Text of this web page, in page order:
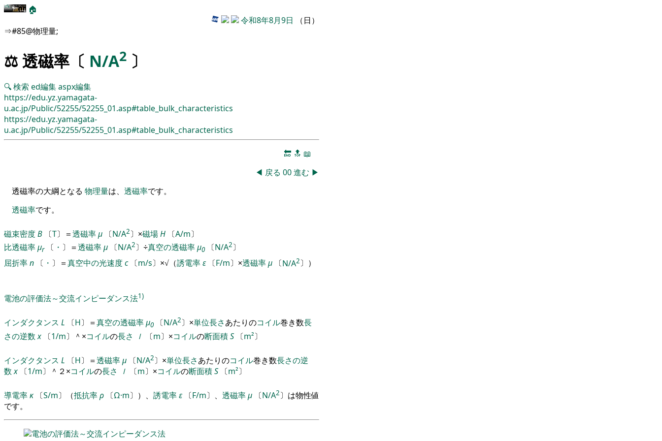
🏠
令和8年8月9日 （日）
⇒#85@物理量;
⚖️ 透磁率〔 N/A2 〕
🔍検索 ed編集aspx編集
https://edu.yz.yamagata-
u.ac.jp/Public/52255/52255_01.asp#table_bulk_characteristics
https://edu.yz.yamagata-
u.ac.jp/Public/52255/52255_01.asp#table_bulk_characteristics
🔚 🔝 📖
◀ 戻る 00進む ▶
透磁率の大綱となる 物理量は、 透磁率です。
透磁率です。
磁束密度B 〔T〕 ＝透磁率μ 〔N/A2〕 ×磁場H 〔A/m〕
比透磁率μr〔 ・ 〕 ＝透磁率μ 〔N/A2〕 ÷真空の透磁率μ0 〔N/A2〕
屈折率n 〔 ・ 〕 ＝真空中の光速度c〔m/s〕 ×√ （誘電率ε〔F/m〕 ×透磁率μ 〔N/A2〕 ）
電池の評価法～交流インピーダンス法1)
インダクタンス L 〔H〕 ＝真空の透磁率μ0 〔N/A2〕 ×単位長さあたりのコイル巻き数長
さの逆数 x 〔1/m〕 ＾ ×コイルの長さ ｌ 〔m〕 ×コイルの断面積S〔m²〕
インダクタンス L 〔H〕 ＝透磁率μ 〔N/A2〕 ×単位長さあたりのコイル巻き数長さの逆
数 x 〔1/m〕 ＾ ２ ×コイルの長さ ｌ 〔m〕 ×コイルの断面積S〔m²〕
導電率κ 〔S/m〕 （抵抗率ρ 〔Ω·m〕 ） 、 誘電率ε〔F/m〕 、 透磁率μ 〔N/A2〕 は物性値
です。
電池の評価法～交流インピーダンス法